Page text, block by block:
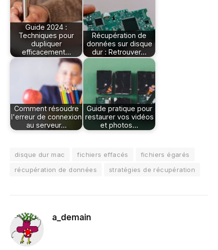
Guide 2024 :
Techniques pour
dupliquer
efficacement…
Récupération de
données sur disque
dur : Retrouver…
Comment résoudre
l'erreur de connexion
au serveur…
Guide pratique pour
restaurer vos vidéos
et photos…
disque dur mac fichiers effacés
fichiers égarés
récupération de données
stratégies de récupération
a_demain